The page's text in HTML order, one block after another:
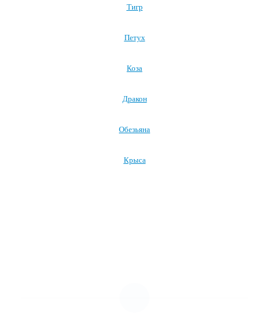
Тигр
Петух
Коза
Дракон
Обезьяна
Крыса